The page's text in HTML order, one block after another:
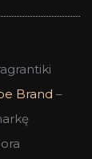
Brand –